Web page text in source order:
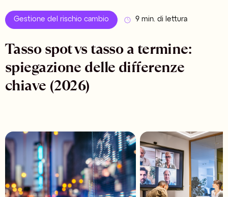
Gestione del rischio cambio 9 min. di lettura
Tasso spot vs tasso a termine:
spiegazione delle differenze
chiave (2026)